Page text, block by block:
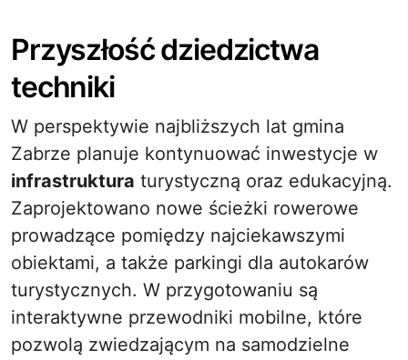
Przyszłość dziedzictwa
techniki
W perspektywie najbliższych lat gmina
Zabrze planuje kontynuować inwestycje w
infrastruktura turystyczną oraz edukacyjną.
Zaprojektowano nowe ścieżki rowerowe
prowadzące pomiędzy najciekawszymi
obiektami, a także parkingi dla autokarów
turystycznych. W przygotowaniu są
interaktywne przewodniki mobilne, które
pozwolą zwiedzającym na samodzielne